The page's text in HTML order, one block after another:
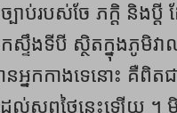
ាប់របស់​ចែ ភក្តិ និងប្
ស្ទឹងទីបី ស្ថិតក្នុងភូមិវ
ាន​អ្នកកាង​ទេនោះ គឺពិ
សព្វថ្ងៃនេះឡើយ ។